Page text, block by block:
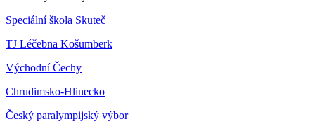
Speciální škola Skuteč
TJ Léčebna Košumberk
Východní Čechy
Chrudimsko-Hlinecko
Český paralympijský výbor